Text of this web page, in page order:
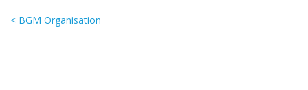
< BGM Organisation